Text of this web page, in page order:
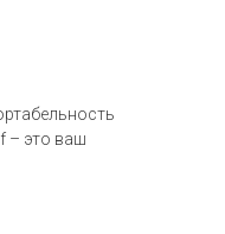
– это ваш